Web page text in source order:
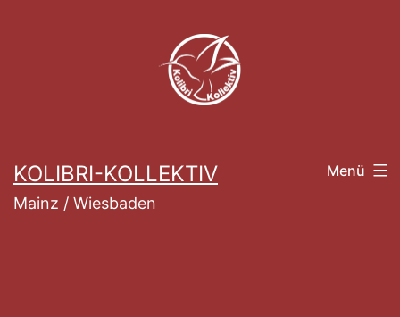
KOLIBRI-KOLLEKTIV
Mainz / Wiesbaden
Menü